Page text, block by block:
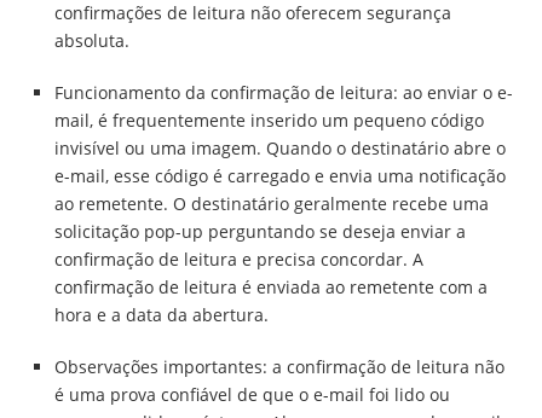
confirmações de leitura não oferecem segurança
absoluta.
Funcionamento da confirmação de leitura: ao enviar o e-
mail, é frequentemente inserido um pequeno código
invisível ou uma imagem. Quando o destinatário abre o
e-mail, esse código é carregado e envia uma notificação
ao remetente. O destinatário geralmente recebe uma
solicitação pop-up perguntando se deseja enviar a
confirmação de leitura e precisa concordar. A
confirmação de leitura é enviada ao remetente com a
hora e a data da abertura.
Observações importantes: a confirmação de leitura não
é uma prova confiável de que o e-mail foi lido ou